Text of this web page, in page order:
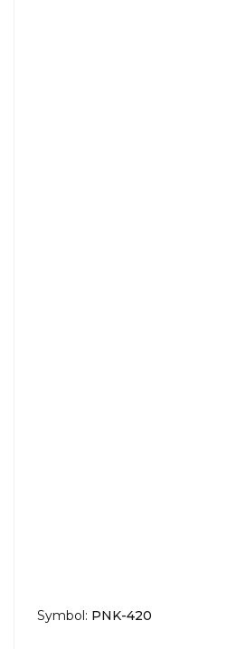
Symbol: PNK-420